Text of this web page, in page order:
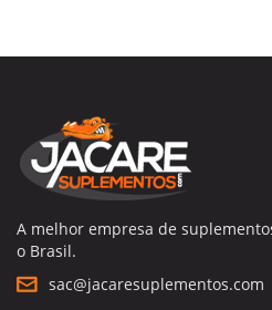
A melhor empresa de
o Brasil.
sac@jacaresuplementos.com